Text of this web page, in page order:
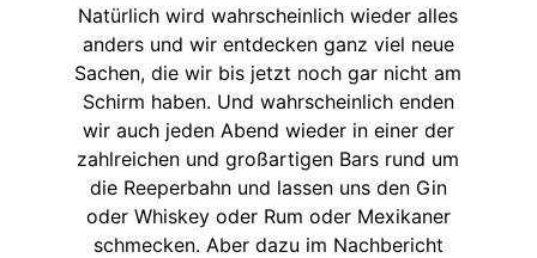
Natürlich wird wahrscheinlich wieder alles
anders und wir entdecken ganz viel neue
Sachen, die wir bis jetzt noch gar nicht am
Schirm haben. Und wahrscheinlich enden
wir auch jeden Abend wieder in einer der
zahlreichen und großartigen Bars rund um
die Reeperbahn und lassen uns den Gin
oder Whiskey oder Rum oder Mexikaner
schmecken. Aber dazu im Nachbericht